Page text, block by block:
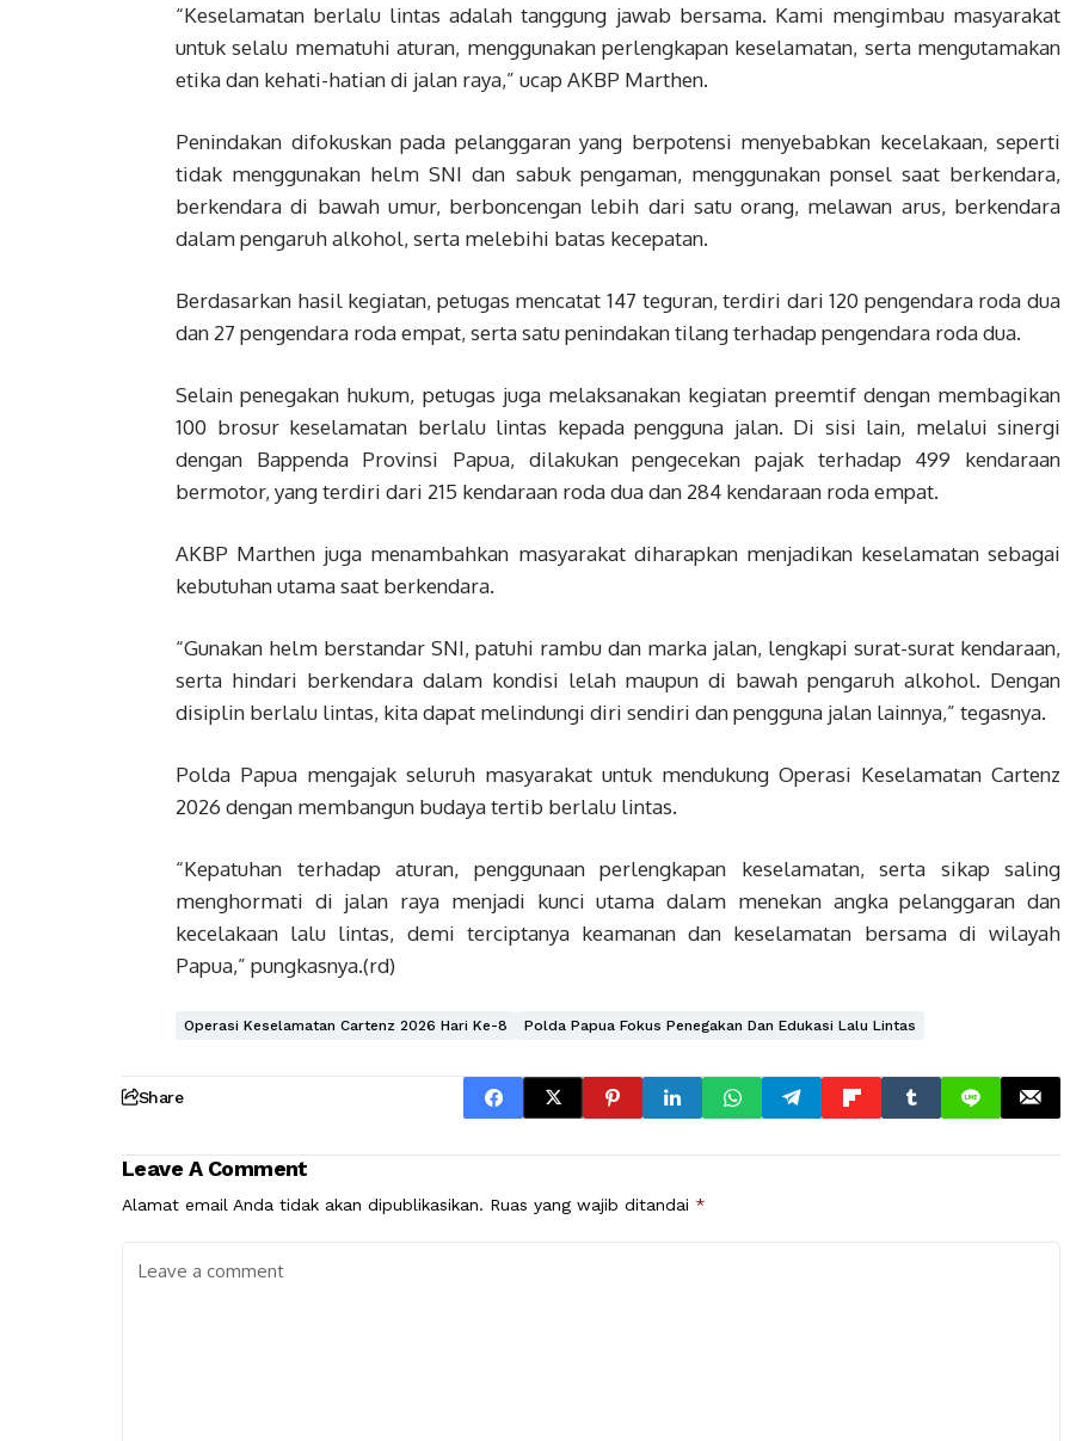
“Keselamatan berlalu lintas adalah tanggung jawab bersama. Kami mengimbau masyarakat
untuk selalu mematuhi aturan, menggunakan perlengkapan keselamatan, serta mengutamakan
etika dan kehati-hatian di jalan raya,” ucap AKBP Marthen.
Penindakan difokuskan pada pelanggaran yang berpotensi menyebabkan kecelakaan, seperti
tidak menggunakan helm SNI dan sabuk pengaman, menggunakan ponsel saat berkendara,
berkendara di bawah umur, berboncengan lebih dari satu orang, melawan arus, berkendara
dalam pengaruh alkohol, serta melebihi batas kecepatan.
Berdasarkan hasil kegiatan, petugas mencatat 147 teguran, terdiri dari 120 pengendara roda dua
dan 27 pengendara roda empat, serta satu penindakan tilang terhadap pengendara roda dua.
Selain penegakan hukum, petugas juga melaksanakan kegiatan preemtif dengan membagikan
100 brosur keselamatan berlalu lintas kepada pengguna jalan. Di sisi lain, melalui sinergi
dengan Bappenda Provinsi Papua, dilakukan pengecekan pajak terhadap 499 kendaraan
bermotor, yang terdiri dari 215 kendaraan roda dua dan 284 kendaraan roda empat.
AKBP Marthen juga menambahkan masyarakat diharapkan menjadikan keselamatan sebagai
kebutuhan utama saat berkendara.
“Gunakan helm berstandar SNI, patuhi rambu dan marka jalan, lengkapi surat-surat kendaraan,
serta hindari berkendara dalam kondisi lelah maupun di bawah pengaruh alkohol. Dengan
disiplin berlalu lintas, kita dapat melindungi diri sendiri dan pengguna jalan lainnya,” tegasnya.
Polda Papua mengajak seluruh masyarakat untuk mendukung Operasi Keselamatan Cartenz
2026 dengan membangun budaya tertib berlalu lintas.
“Kepatuhan terhadap aturan, penggunaan perlengkapan keselamatan, serta sikap saling
menghormati di jalan raya menjadi kunci utama dalam menekan angka pelanggaran dan
kecelakaan lalu lintas, demi terciptanya keamanan dan keselamatan bersama di wilayah
Papua,” pungkasnya.(rd)
Operasi Keselamatan Cartenz 2026 Hari Ke-8 Polda Papua Fokus Penegakan Dan Edukasi Lalu Lintas
Share
Leave A Comment
Alamat email Anda tidak akan dipublikasikan. Ruas yang wajib ditandai *